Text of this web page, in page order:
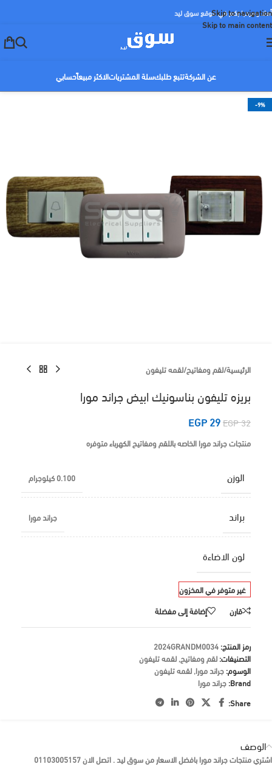
Skip to navigation
Skip to main content
أهلا ومرحبا بكم في موقع سوق ليد
عن الشركةتتبع طلبكسلة المشترياتالاكثر مبيعاًحسابي
-9%
الرئيسية/لقم ومفاتيح/لقمه تليفون
بريزه تليفون بناسونيك ابيض جراند مورا
EGP32
EGP29
منتجات جراند مورا الخاصه باللقم ومفاتيح الكهرباء متوفره
الوزن 0.100 كيلوجرام
براند جراند مورا
لون الاضاءة
غير متوفر في المخزون
قارن
إضافة إلى مفضلة
رمز المنتج:2024GRANDM0034
التصنيفات:لقم ومفاتيح,لقمه تليفون
الوسوم:جراند مورا,لقمه تليفون
Brand: جراند مورا
Share:
الوصف
اشتري منتجات جراند مورا بافضل الاسعار من سوق ليد . اتصل الان 01103005157